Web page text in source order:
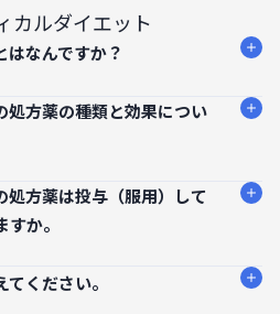
カルダイエット
はなんですか？
処方薬の種類と効果につい
処方薬は投与（服用）して
か。
ください。